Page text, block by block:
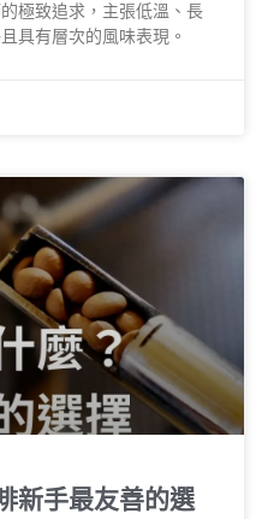
極致追求，主張低溫、長
具有層次的風味表現。
新手最友善的選